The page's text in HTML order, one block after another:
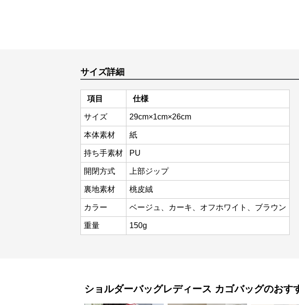
サイズ詳細
項目 仕様
サイズ 29cm×1cm×26cm
本体素材 紙
持ち手素材 PU
開閉方式 上部ジップ
裏地素材 桃皮絨
カラー ベージュ、カーキ、オフホワイト、ブラウン
重量 150g
ショルダーバッグレディース カゴバッグのおす